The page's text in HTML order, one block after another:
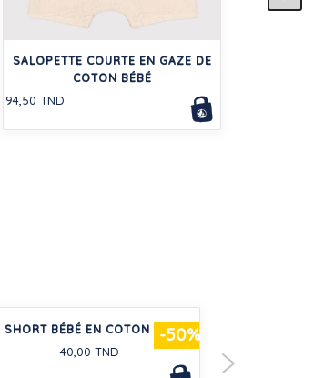
SALOPETTE COURTE EN GAZE DE
COTON BÉBÉ
94,50 TND
-50%
SHORT BÉBÉ EN COTON UNI
40,00 TND